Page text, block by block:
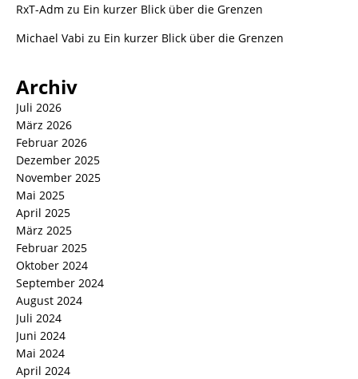
RxT-Adm zu Ein kurzer Blick über die Grenzen
Michael Vabi zu Ein kurzer Blick über die Grenzen
Archiv
Juli 2026
März 2026
Februar 2026
Dezember 2025
November 2025
Mai 2025
April 2025
März 2025
Februar 2025
Oktober 2024
September 2024
August 2024
Juli 2024
Juni 2024
Mai 2024
April 2024